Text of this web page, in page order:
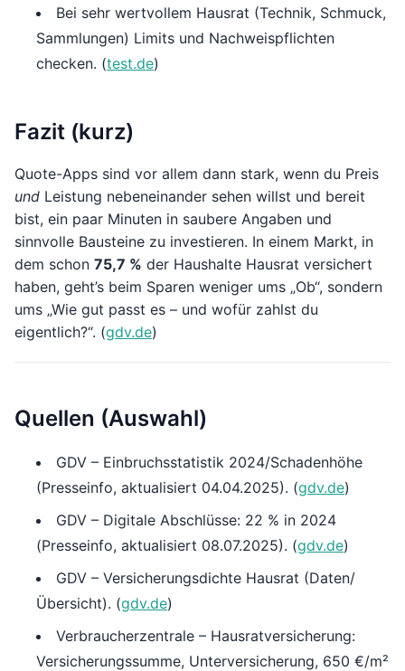
Bei sehr wertvollem Hausrat (Technik, Schmuck,
Sammlungen) Limits und Nachweispflichten
checken. (test.de)
Fazit (kurz)
Quote-Apps sind vor allem dann stark, wenn du Preis
und Leistung nebeneinander sehen willst und bereit
bist, ein paar Minuten in saubere Angaben und
sinnvolle Bausteine zu investieren. In einem Markt, in
dem schon 75,7 % der Haushalte Hausrat versichert
haben, geht’s beim Sparen weniger ums „Ob“, sondern
ums „Wie gut passt es – und wofür zahlst du
eigentlich?“. (gdv.de)
Quellen (Auswahl)
GDV – Einbruchsstatistik 2024/Schadenhöhe
(Presseinfo, aktualisiert 04.04.2025). (gdv.de)
GDV – Digitale Abschlüsse: 22 % in 2024
(Presseinfo, aktualisiert 08.07.2025). (gdv.de)
GDV – Versicherungsdichte Hausrat (Daten/
Übersicht). (gdv.de)
Verbraucherzentrale – Hausratversicherung:
Versicherungssumme, Unterversicherung, 650 €/m²